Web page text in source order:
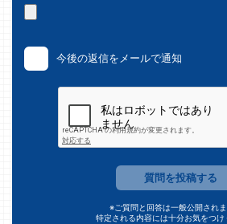
今後の返信をメールで通知
質問を投稿する
※ご質問と回答は一般公開され
特定される内容には十分お気をつけ